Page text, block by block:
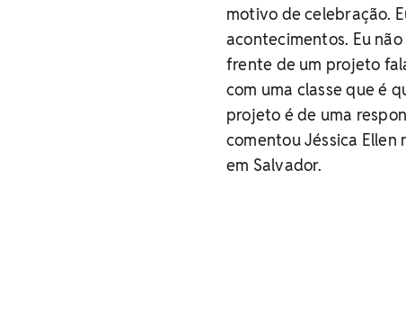
motivo de celebração.
acontecimentos. Eu
frente de um projeto
com uma classe que é
projeto é de uma
comentou Jéssica Ellen
em Salvador.